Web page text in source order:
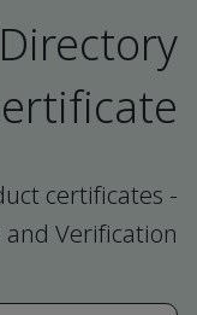
certificates -
Verification